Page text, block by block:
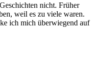
nicht. Früher
weil es zu viele waren.
ich mich überwiegend auf